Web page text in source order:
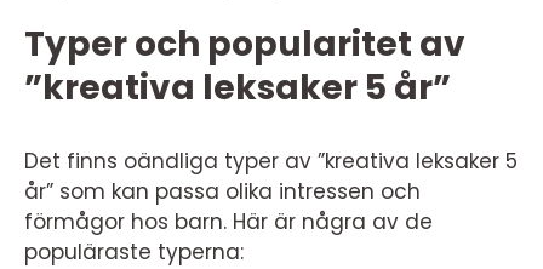
Typer och popularitet av
”kreativa leksaker 5 år”
Det finns oändliga typer av ”kreativa leksaker 5
år” som kan passa olika intressen och
förmågor hos barn. Här är några av de
populäraste typerna: